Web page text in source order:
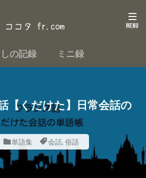
しの記録 ミニ録
【くだけた】日常会話の
単語集 会話, 俗語